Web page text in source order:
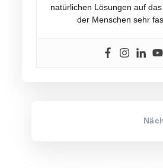
natürlichen Lösungen auf
der Menschen sehr